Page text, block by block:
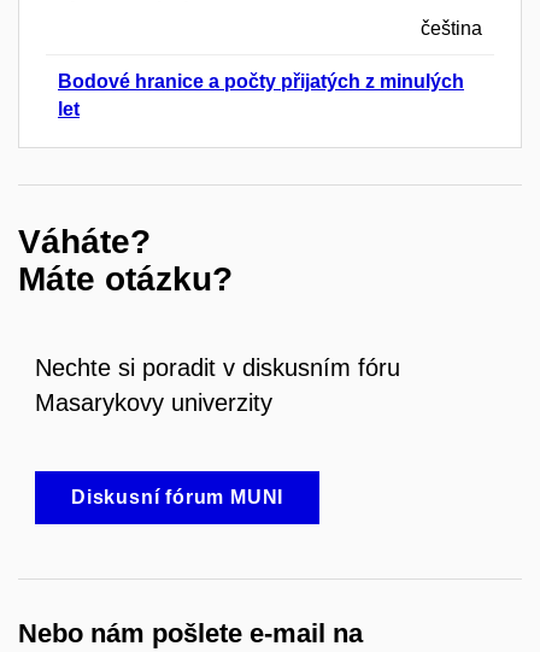
čeština
Bodové hranice a počty přijatých z minulých
let
Váháte?
Máte otázku?
Nechte si poradit v diskusním fóru
Masarykovy univerzity
Diskusní fórum MUNI
Nebo nám pošlete e-mail na